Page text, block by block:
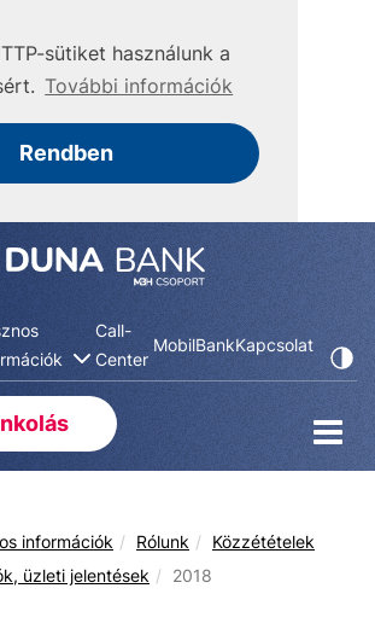
sütiket használunk a
További információk
Rendben
Call-
Center
MobilBankKapcsolat
információk Rólunk
Közzétételek
üzleti jelentések
2018